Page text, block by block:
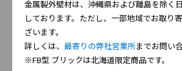
金属製外壁材は、沖縄県および離島を除く
しております。ただし、一部地域でお取り
ざいます。
詳しくは、 最寄りの弊社営業所までお問い
※FB型 ブリックは北海道限定商品です。